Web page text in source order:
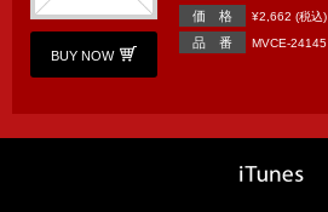
BUY NOW
価 格 ¥2,662 (税込)
品 番 MVCE-24145